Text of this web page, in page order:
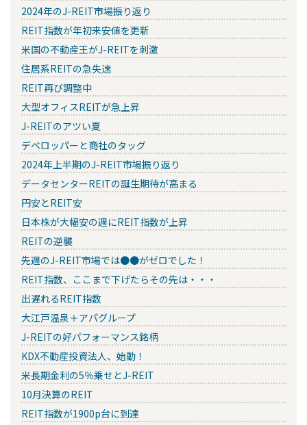
2024年のJ-REIT市場振り返り
REIT指数が年初来安値を更新
米国の不動産王がJ-REITを刺激
住居系REITの急失速
REIT再び調整中
大型オフィスREITが急上昇
J-REITのアツい夏
デベロッパーと商社のタッグ
2024年上半期のJ-REIT市場振り返り
データセンターREITの誕生期待が高まる
円安とREIT安
日本株が大幅安の週にREIT指数が上昇
REITの逆襲
先週のJ-REIT市場では●●がゼロでした！
REIT指数、ここまで下げたらその先は・・・
出遅れるREIT指数
大江戸温泉＋アパグループ
J-REITの好パフォーマンス銘柄
KDX不動産投資法人、始動！
米長期金利の5％乗せとJ-REIT
10月決算のREIT
REIT指数が1900p台に到達